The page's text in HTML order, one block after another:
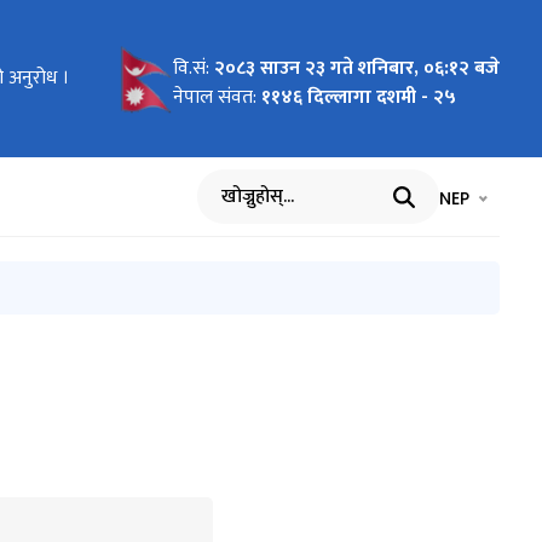
। वि.सं: २०८३ साउन २३ गते शनिबार, ०६:१२ बजे
नेपाल संवत: ११४६ दिल्लागा दशमी - २५
खोज्नुहोस् भाषा चयन
NEP